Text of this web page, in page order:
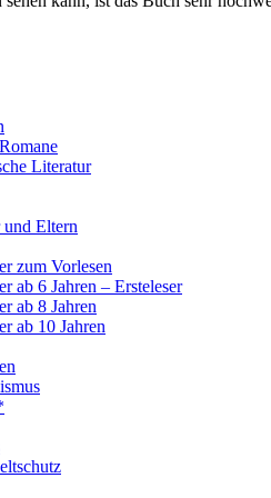
Literatur
Eltern
zum Vorlesen
ab 6 Jahren – Ersteleser
ab 8 Jahren
ab 10 Jahren